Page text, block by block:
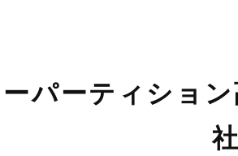
パーティショ